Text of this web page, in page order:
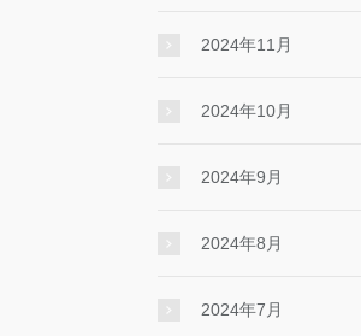
2024年11月
2024年10月
2024年9月
2024年8月
2024年7月